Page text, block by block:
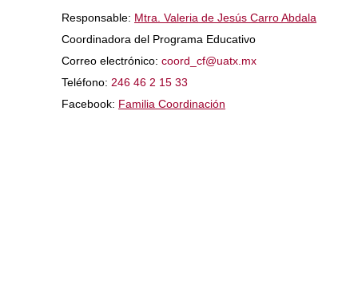
Responsable: Mtra. Valeria de Jesús Carro Abdala
Coordinadora del Programa Educativo
Correo electrónico: coord_cf@uatx.mx
Teléfono: 246 46 2 15 33
Facebook: Familia Coordinación